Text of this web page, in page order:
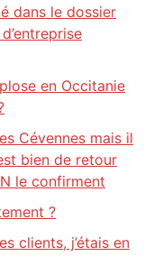
dans le dossier
en Occitanie
Cévennes mais il
bien de retour
le confirment
?
clients, j’étais en